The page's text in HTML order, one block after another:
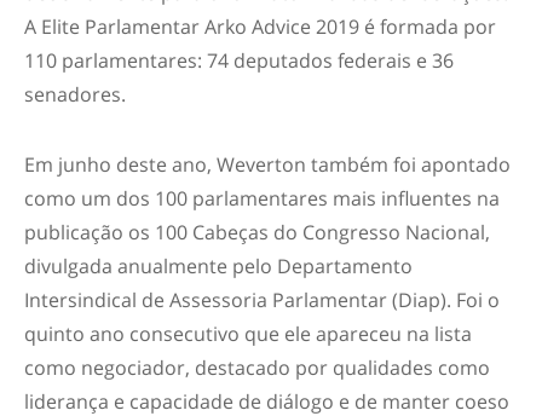
A Elite Parlamentar Arko Advice 2019 é formada por
110 parlamentares: 74 deputados federais e 36
senadores.
Em junho deste ano, Weverton também foi apontado
como um dos 100 parlamentares mais influentes na
publicação os 100 Cabeças do Congresso Nacional,
divulgada anualmente pelo Departamento
Intersindical de Assessoria Parlamentar (Diap). Foi o
quinto ano consecutivo que ele apareceu na lista
como negociador, destacado por qualidades como
liderança e capacidade de diálogo e de manter coeso